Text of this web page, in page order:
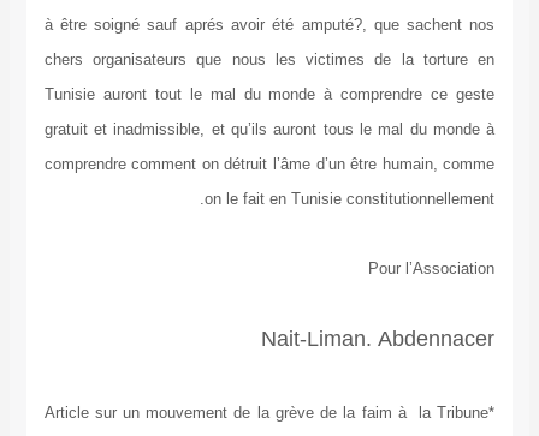
à être soigné sauf aprés avoir été amputé?, que sachent nos
chers organisateurs que nous les victimes de la torture en
Tunisie auront tout le mal du monde à comprendre ce geste
gratuit et inadmissible, et qu’ils auront tous le mal du monde à
comprendre comment on détruit l’âme d’un être humain, comme
on le fait en Tunisie constitutionnellement.
Pour l’Association
Nait-Liman. Abdennacer
*Article sur un mouvement de la grève de la faim à la Tribune